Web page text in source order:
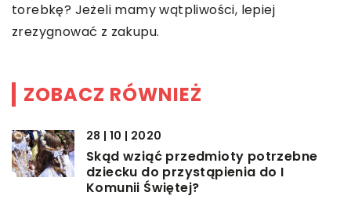
torebkę? Jeżeli mamy wątpliwości, lepiej
zrezygnować z zakupu.
ZOBACZ RÓWNIEŻ
28 | 10 | 2020
Skąd wziąć przedmioty potrzebne
dziecku do przystąpienia do I
Komunii Świętej?